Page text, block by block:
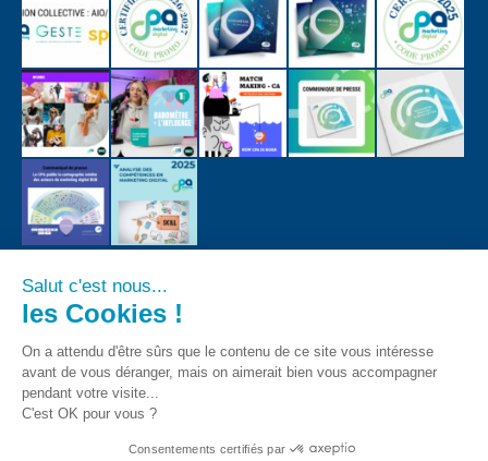
Salut c'est nous...
les Cookies !
On a attendu d'être sûrs que le contenu de ce site vous intéresse
avant de vous déranger, mais on aimerait bien vous accompagner
pendant votre visite...
C'est OK pour vous ?
Consentements certifiés par